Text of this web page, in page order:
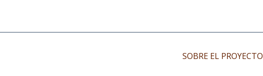
SOBRE EL PROYECTO